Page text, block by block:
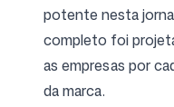
potente nesta
completo foi
as empresas por
da marca.